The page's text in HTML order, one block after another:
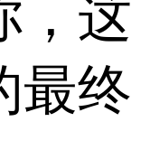
，这
最终